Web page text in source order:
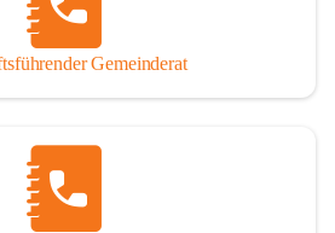
Gemeinderat